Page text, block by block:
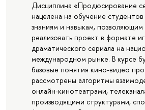
Дисциплина «Продюсирование
нацелена на обучение
знаниям и навыкам, позволяющим
реализовать проект в формате
драматического сериала на
международном рынке. В курсе
базовые понятия кино-видео
рассмотрены алгоритмы
онлайн-кинотеатрами,
производящими структурами,